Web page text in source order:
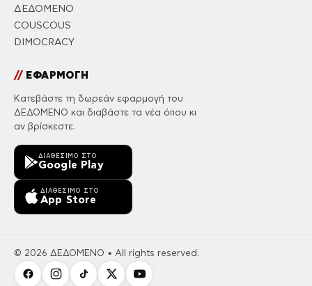
ΔΕΔΟΜΕΝΟ
COUSCOUS
DIMOCRACY
//ΕΦΑΡΜΟΓΗ
Κατεβάστε τη δωρεάν εφαρμογή του
ΔΕΔΟΜΕΝΟ και διαβάστε τα νέα όπου κι
αν βρίσκεστε.
ΔΙΑΘΈΣΙΜΟ ΣΤΟ
Google Play
ΔΙΑΘΈΣΙΜΟ ΣΤΟ
App Store
© 2026 ΔΕΔΟΜΕΝΟ • All rights reserved.